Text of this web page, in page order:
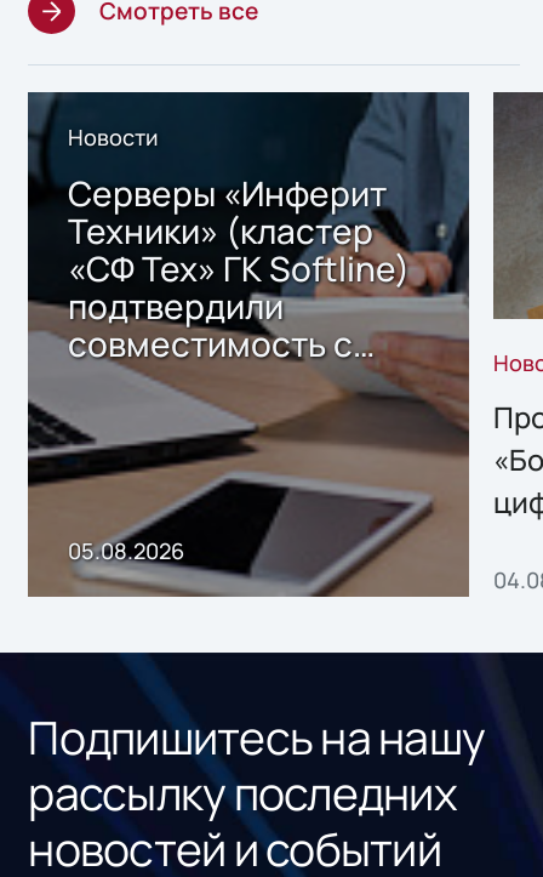
Смотреть все
Новости
Серверы «Инферит
Техники» (кластер
«СФ Тех» ГК Softline)
подтвердили
совместимость с
решением Sharx
Storage 2.x для
хранения данных
05.08.2026
Подпишитесь на нашу
рассылку последних
новостей и событий